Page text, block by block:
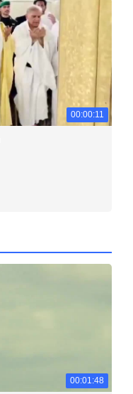
00:00:11
00:01:48